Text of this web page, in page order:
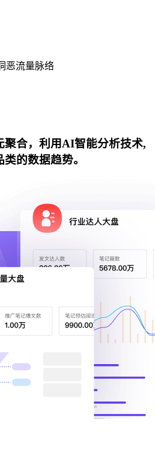
恶流量脉络
聚合，利用AI智能分析技术,
的数据趋势。